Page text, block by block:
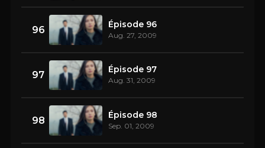
96 Épisode 96
Aug. 27, 2009
97 Épisode 97
Aug. 31, 2009
98 Épisode 98
Sep. 01, 2009